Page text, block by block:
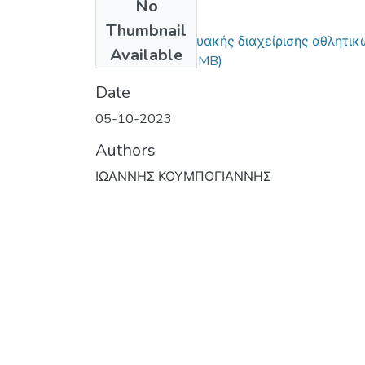
No
Thumbnail
Available
Σύστημα διαδικτυακής διαχείρισης
χώρων.pdf(2.61 MB)
Date
05-10-2023
Authors
ΙΩΑΝΝΗΣ ΚΟΥΜΠΟΓΙΑΝΝΗΣ